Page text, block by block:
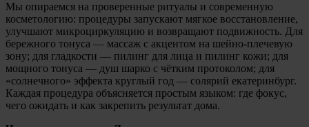
Мы опираемся на проверенные ритуалы и современную
косметологию: процедуры запускают мягкое восстановление,
улучшают микроциркуляцию и возвращают подвижность. Для
бережного тонуса — массаж с акцентом на шейно-плечевую
зону; для гладкости — пилинг для лица и пилинг кожи; для
мощного тонуса — душ шарко с чётким протоколом; для
«солнечного» эффекта круглый год — солярий екатеринбург.
Каждая процедура объясняется простым языком: где фокус,
чего ожидать и как закрепить результат дома.